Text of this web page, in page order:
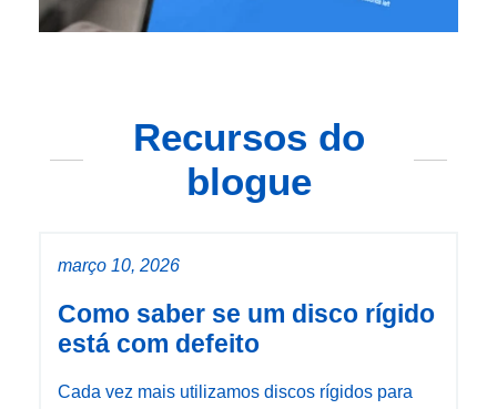
Recursos do
blogue
março 10, 2026
Como saber se um disco rígido
está com defeito
Cada vez mais utilizamos discos rígidos para